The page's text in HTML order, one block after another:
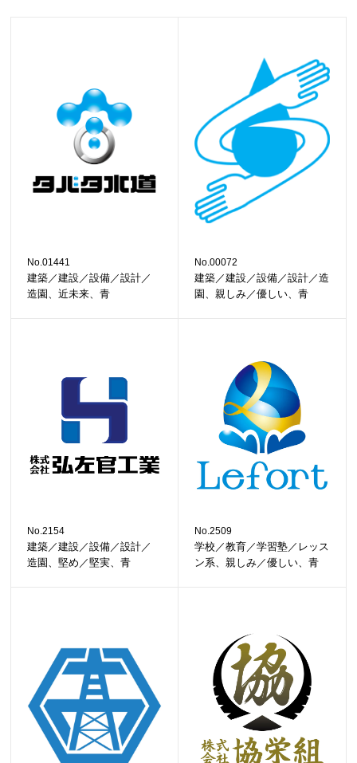
No.01441
建築／建設／設備／設計／
造園、近未来、青
No.00072
建築／建設／設備／設計／造
園、親しみ／優しい、青
No.2154
建築／建設／設備／設計／
造園、堅め／堅実、青
No.2509
学校／教育／学習塾／レッス
ン系、親しみ／優しい、青